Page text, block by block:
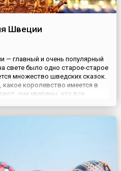
Швеции
— главный и очень популярный
свете было одно старое-старое
множество шведских сказок.
королевство имеется в
они уверены, что все